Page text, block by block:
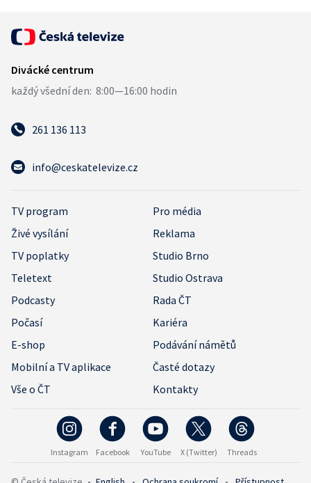
261 136 113
info@ceskatelevize.cz
TV program
Pro média
Živé vysílání
Reklama
TV poplatky
Studio Brno
Teletext
Studio Ostrava
Podcasty
Rada ČT
Počasí
Kariéra
E-shop
Podávání námětů
Mobilní a TV aplikace
Časté dotazy
Vše o ČT
Kontakty
Instagram Facebook YouTube X (Twitter) Threads